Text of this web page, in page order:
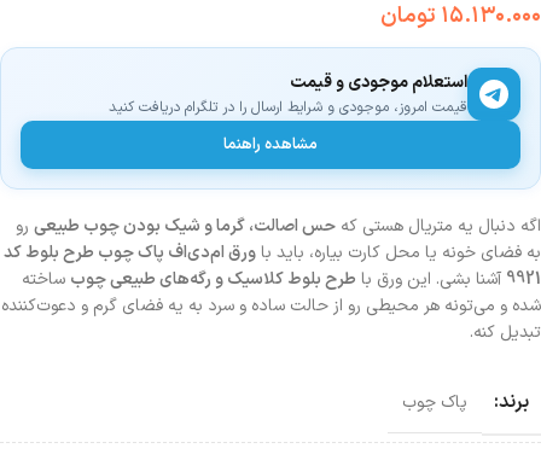
۱۵.۱۳۰.۰۰۰ تومان
استعلام موجودی و قیمت
قیمت امروز، موجودی و شرایط ارسال را در تلگرام دریافت کنید
مشاهده راهنما
اگه دنبال یه متریال هستی که حس اصالت، گرما و شیک بودن چوب طبیعی رو
به فضای خونه یا محل کارت بیاره، باید باورق ام‌دی‌اف پاک چوب طرح بلوط کد
9921 آشنا بشی. این ورق با طرح بلوط کلاسیک و رگه‌های طبیعی چوب ساخته
شده و می‌تونه هر محیطی رو از حالت ساده و سرد به یه فضای گرم و دعوت‌کننده
تبدیل کنه.
برند: پاک چوب